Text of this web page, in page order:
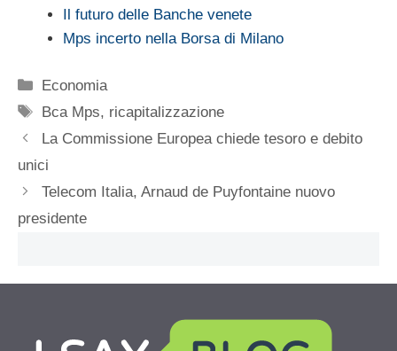
Il futuro delle Banche venete
Mps incerto nella Borsa di Milano
Categorie
Economia
Tag
Bca Mps, ricapitalizzazione
La Commissione Europea chiede tesoro e debito
unici
Telecom Italia, Arnaud de Puyfontaine nuovo
presidente